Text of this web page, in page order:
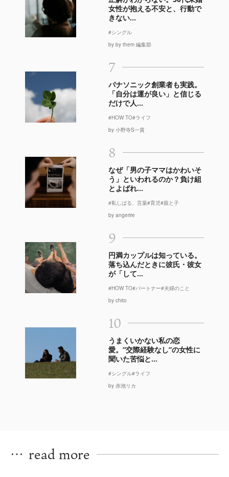
女性が抱える不安と、行動で
きない...
#シングル
by by them 編集部
7
パナソニック創業者も実践。
「自分は運が良い」と信じる
だけで人...
#HOW TO#ライフ
by 小野寺S一貴
8
なぜ「男の子ママはかわいそ
う」といわれるのか？負け組
とよばれ...
#私しばる、言葉#育児#親と子
by angerire
9
円満カップルは知っている。
落ち込んだときに彼氏・彼女
が「して...
#HOW TO#パートナー#夫婦のこと
by chito
10
うまくいかない私の恋
愛。“交際経験なし”の女性に
聞いた苦悩と...
#シングル#ライフ
by 赤池リカ
… read more